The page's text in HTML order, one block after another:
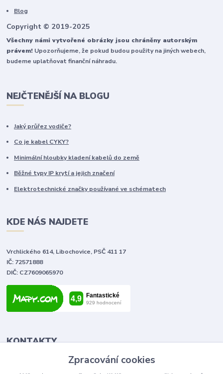
Blog
Copyright © 2019-2025
Všechny námi vytvořené obrázky jsou chráněny autorským
právem! Upozorňujeme, že pokud budou použity na jiných webech,
budeme uplatňovat finanční náhradu.
NEJČTENĚJŠÍ NA BLOGU
Jaký průřez vodiče?
Co je kabel CYKY?
Minimální hloubky kladení kabelů do země
Běžné typy IP krytí a jejich značení
Elektrotechnické značky používané ve schématech
KDE NÁS NAJDETE
Vrchlického 614, Libochovice, PSČ 411 17
IČ: 72571888
DIČ: CZ7609065970
KONTAKTY
Tomáš Vlček
Zpracování cookies